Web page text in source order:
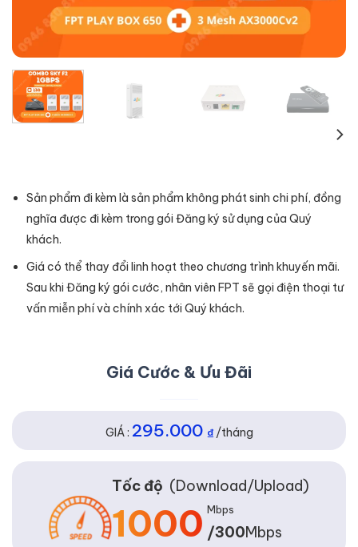
Sản phẩm đi kèm là sản phẩm không phát sinh chi phí, đồng
nghĩa được đi kèm trong gói Đăng ký sử dụng của Quý
khách.
Giá có thể thay đổi linh hoạt theo chương trình khuyến mãi.
Sau khi Đăng ký gói cước, nhân viên FPT sẽ gọi điện thoại tư
vấn miễn phí và chính xác tới Quý khách.
Giá Cước & Ưu Đãi
GIÁ : 295.000 ₫/tháng
Tốc độ (Download/Upload)
1000 Mbps
/300Mbps